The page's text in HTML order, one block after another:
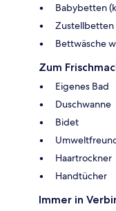
Babybetten
Zustellbetten
Bettwäsche
Zum
Eigenes Bad
Duschwanne
Bidet
Haartrockner
Handtücher
Immer in